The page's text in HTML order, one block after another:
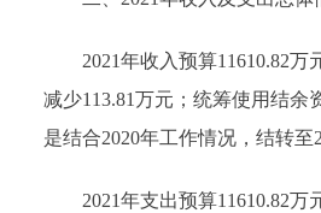
2021年收入预算11610.82万元
减少113.81万元；统筹使用结余
是结合2020年工作情况，结转至
2021年支出预算11610.82万元